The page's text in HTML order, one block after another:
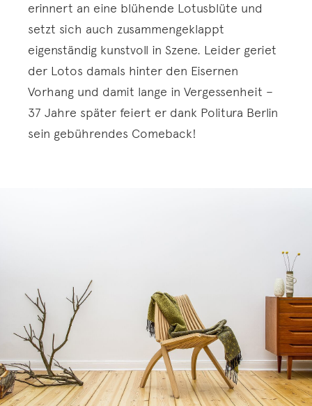
erinnert an eine blühende Lotusblüte und
setzt sich auch zusammengeklappt
eigenständig kunstvoll in Szene. Leider geriet
der Lotos damals hinter den Eisernen
Vorhang und damit lange in Vergessenheit –
37 Jahre später feiert er dank Politura Berlin
sein gebührendes Comeback!